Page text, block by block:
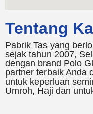
Tentang
Pabrik Tas yang
sejak tahun 2007,
dengan brand Polo
partner terbaik Anda
untuk keperluan
Umroh, Haji dan